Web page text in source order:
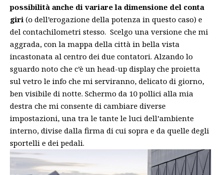
possibilità anche di variare la dimensione del conta
giri (o dell’erogazione della potenza in questo caso) e
del contachilometri stesso. Scelgo una versione che mi
aggrada, con la mappa della città in bella vista
incastonata al centro dei due contatori. Alzando lo
sguardo noto che c’è un head-up display che proietta
sul vetro le info che mi serviranno, delicato di giorno,
ben visibile di notte. Schermo da 10 pollici alla mia
destra che mi consente di cambiare diverse
impostazioni, una tra le tante le luci dell’ambiente
interno, divise dalla firma di cui sopra e da quelle degli
sportelli e dei pedali.